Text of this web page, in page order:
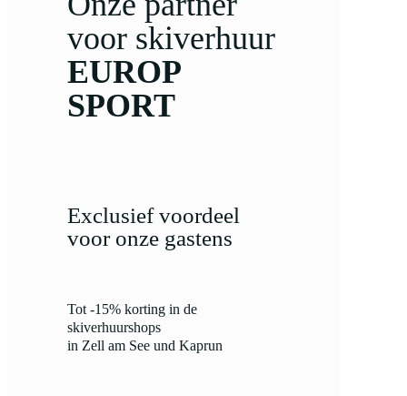
voor skiverhuur
EUROP
SPORT
Exclusief voordeel
voor onze gastens
Tot -15% korting in de
skiverhuurshops
in Zell am See und Kaprun